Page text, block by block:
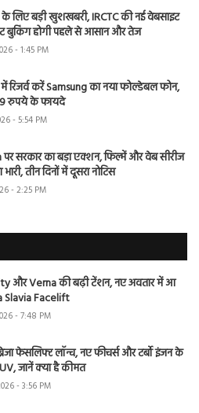
के लिए बड़ी खुशखबरी, IRCTC की नई वेबसाइट
बुकिंग होगी पहले से आसान और तेज
- 1:45 PM
रिजर्व करें Samsung का नया फोल्डेबल फोन,
रुपये के फायदे
- 5:54 PM
सरकार का बड़ा एक्शन, फिल्में और वेब सीरीज
तीन दिनों में दूसरा नोटिस
- 2:25 PM
और Verna की बढ़ी टेंशन, नए अवतार में आ
Slavia Facelift
- 7:48 PM
फेसलिफ्ट लॉन्च, नए फीचर्स और टर्बो इंजन के
जानें क्या है कीमत
- 3:56 PM